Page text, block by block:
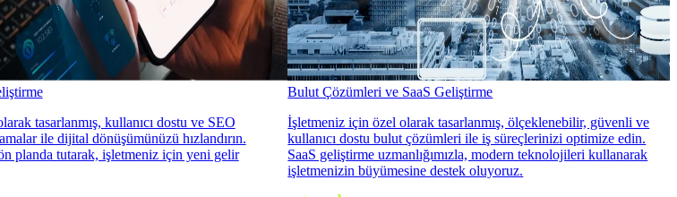
tasarlanmış, kullanıcı dostu ve SEO
ile dijital dönüşümünüzü hızlandırın.
planda tutarak, işletmeniz için yeni gelir
Bulut Çözümleri ve SaaS Geliştirme
İşletmeniz için özel olarak tasarlanmış, ölçeklenebilir, güvenli ve
kullanıcı dostu bulut çözümleri ile iş süreçlerinizi optimize edin.
SaaS geliştirme uzmanlığımızla, modern teknolojileri kullanarak
işletmenizin büyümesine destek oluyoruz.